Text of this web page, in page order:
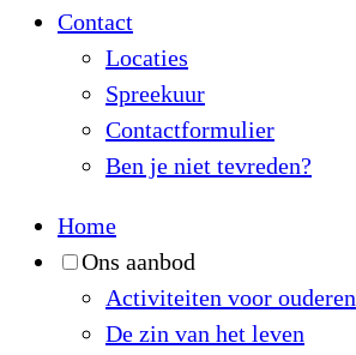
Contact
Locaties
Spreekuur
Contactformulier
Ben je niet tevreden?
Home
Ons aanbod
Activiteiten voor ouderen
De zin van het leven